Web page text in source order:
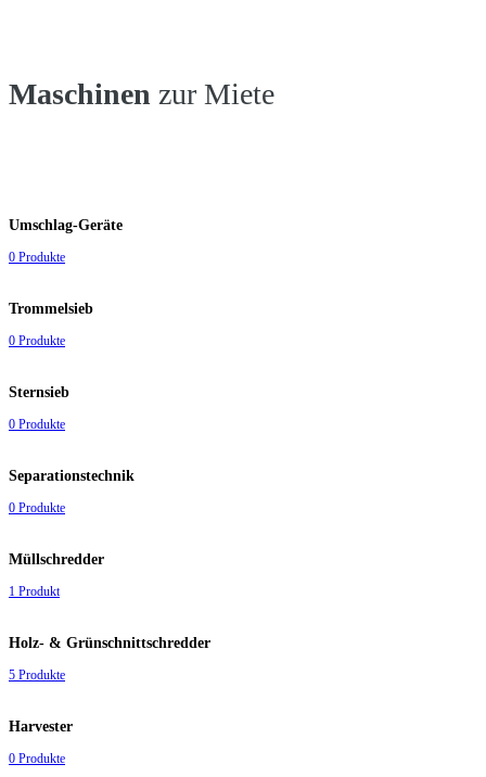
Maschinen zur Miete
Umschlag-Geräte
0 Produkte
Trommelsieb
0 Produkte
Sternsieb
0 Produkte
Separationstechnik
0 Produkte
Müllschredder
1 Produkt
Holz- & Grünschnittschredder
5 Produkte
Harvester
0 Produkte